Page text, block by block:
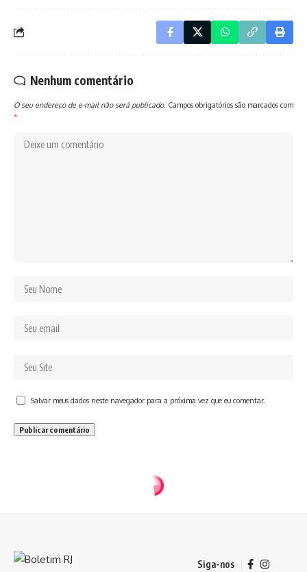
Nenhum comentário
O seu endereço de e-mail não será publicado. Campos obrigatórios são marcados com
*
Salvar meus dados neste navegador para a próxima vez que eu comentar.
Siga-nos